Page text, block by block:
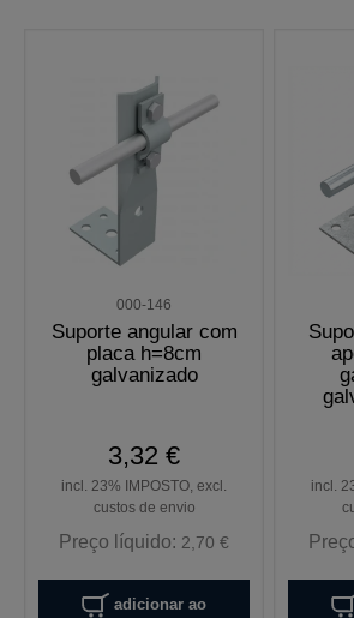
000-146
Suporte angular com
placa h=8cm
galvanizado
3,32 €
incl. 23% IMPOSTO, excl.
custos de envio
Preço líquido: 2,70 €
adicionar ao
incl.